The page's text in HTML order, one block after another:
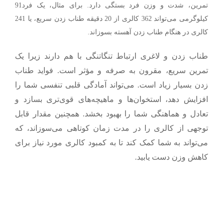
تمرین، شدت و وزن فرد بستگی دارد.
برای مثال، یک فرد91
کیلوگرمی می‌تواند 362 کالری از 20 دقیقه طناب زدن سریع، یا 241
کالری در هنگام طناب زدن آهسته بسوزاند.
طناب زدن و لاغری ارتباطتنگاتنگی با هم دارند زیرا یک
تمرین سریع، مقرون به صرفه و مؤثر است. فواید طناب
زدن بسیار زیاد است. می‌تواند آمادگی قلبی تنفسی شما را
افزایش دهد، استخوان‌ها و ماهیچههای قوی‌تری بسازد و
تعادل و هماهنگی شما را بهبود بخشد. همچنین مقدار قابل
توجهی از کالری را در مدت زمان کوتاهی می‌سوزاند، که
می‌تواند به شما کمک کند تا به کمبود کالری مورد نیاز برای
کاهش وزن دست یابید.